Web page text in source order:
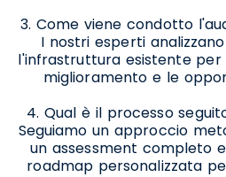
3. Come viene condotto
I nostri esperti
l'infrastruttura esistente
miglioramento e le
4. Qual è il processo
Seguiamo un approccio
un assessment completo
roadmap personalizzata